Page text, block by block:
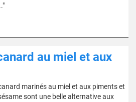
au miel et aux
marinés au miel et aux piments et
sont une belle alternative aux